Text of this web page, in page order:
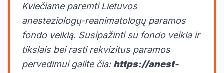
Kviečiame paremti Lietuvos
anesteziologų-reanimatologų paramos
fondo veiklą. Susipažinti su fondo veikla ir
tikslais bei rasti rekvizitus paramos
pervedimui galite čia: https://anest-